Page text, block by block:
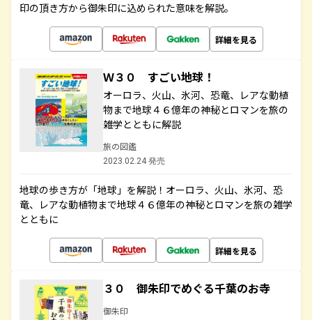
印の頂き方から御朱印に込められた意味を解説。
詳細を見る
Ｗ３０ すごい地球！
オーロラ、火山、氷河、恐竜、レアな動植
物まで地球４６億年の神秘とロマンを旅の
雑学とともに解説
旅の図鑑
2023.02.24 発売
地球の歩き方が「地球」を解説！オーロラ、火山、氷河、恐
竜、レアな動植物まで地球４６億年の神秘とロマンを旅の雑学
とともに
詳細を見る
３０ 御朱印でめぐる千葉のお寺
御朱印